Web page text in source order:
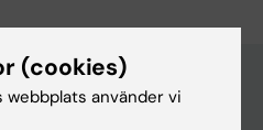
(cookies)
använder vi